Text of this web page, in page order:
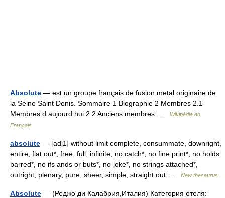
Absolute — est un groupe français de fusion metal originaire de
la Seine Saint Denis. Sommaire 1 Biographie 2 Membres 2.1
Membres d aujourd hui 2.2 Anciens membres …
Wikipédia en
Français
absolute — [adj1] without limit complete, consummate, downright,
entire, flat out*, free, full, infinite, no catch*, no fine print*, no holds
barred*, no ifs ands or buts*, no joke*, no strings attached*,
outright, plenary, pure, sheer, simple, straight out …
New thesaurus
Absolute — (Реджо ди Калабрия,Италия) Категория отеля: